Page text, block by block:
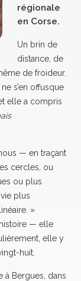
régionale
en Corse.
Un brin de
distance, de
de froideur.
s’en offusque
elle a compris
— en traçant
cercles, ou
ou plus
plus
»
— elle
elle y
huit.
à Bergues, dans